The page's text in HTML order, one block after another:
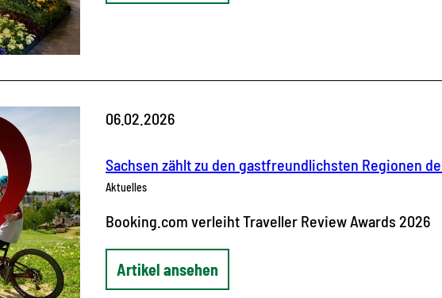
06.02.2026
Sachsen zählt zu den gastfreundlichsten Regionen
Aktuelles
Booking.com verleiht Traveller Review Awards 2026
Artikel ansehen